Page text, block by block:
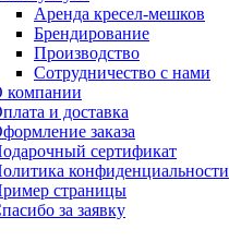
Аренда кресел-мешков
Брендирование
Производство
Сотрудничество с нами
компании
и доставка
заказа
сертификат
конфиденциальности
страницы
за заявку